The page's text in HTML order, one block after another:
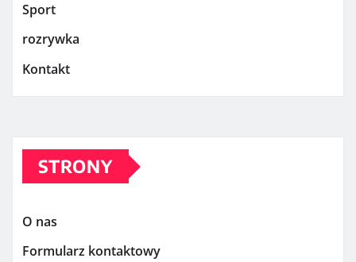
Sport
rozrywka
Kontakt
STRONY
O nas
Formularz kontaktowy